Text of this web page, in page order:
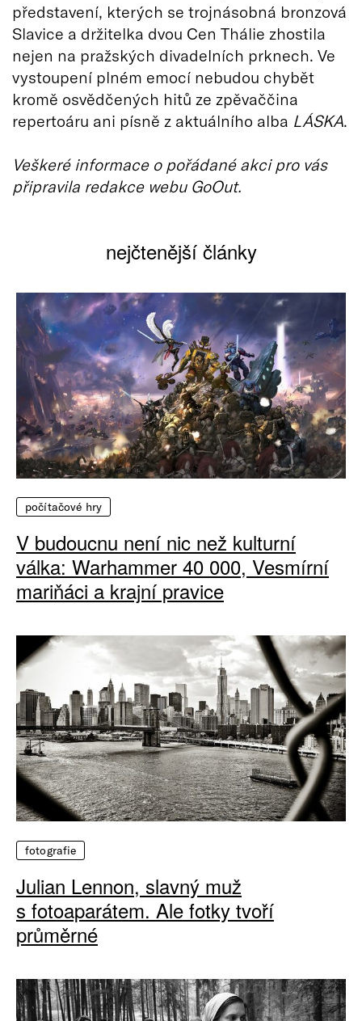
představení, kterých se trojnásobná bronzová
Slavice a držitelka dvou Cen Thálie zhostila
nejen na pražských divadelních prknech. Ve
vystoupení plném emocí nebudou chybět
kromě osvědčených hitů ze zpěvaččina
repertoáru ani písně z aktuálního alba LÁSKA.
Veškeré informace o pořádané akci pro vás
připravila redakce webu GoOut.
nejčtenější články
počítačové hry
V budoucnu není nic než kulturní
válka: Warhammer 40 000, Vesmírní
mariňáci a krajní pravice
fotografie
Julian Lennon, slavný muž
s fotoaparátem. Ale fotky tvoří
průměrné